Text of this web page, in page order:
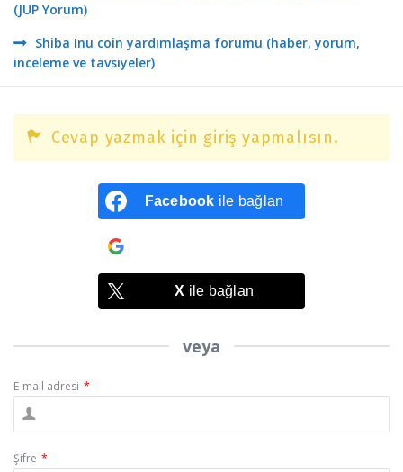
(JUP Yorum)
Shiba Inu coin yardımlaşma forumu (haber, yorum,
inceleme ve tavsiyeler)
Cevap yazmak için giriş yapmalısın.
Facebook ile bağlan
X ile bağlan
veya
E-mail adresi *
Şifre *